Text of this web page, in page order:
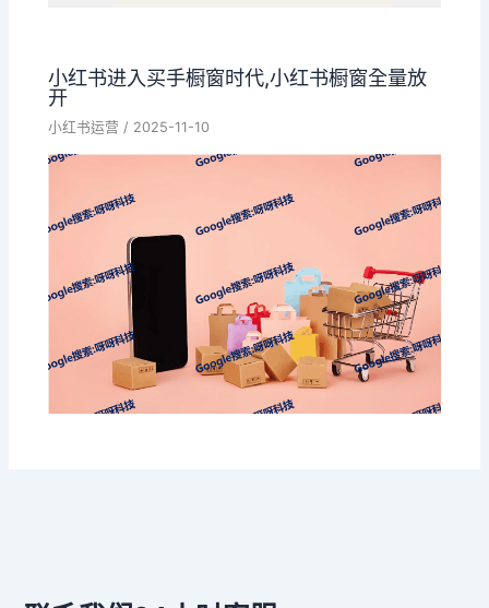
小红书进入买手橱窗时代,小红书橱窗全量放
开
小红书运营 / 2025-11-10